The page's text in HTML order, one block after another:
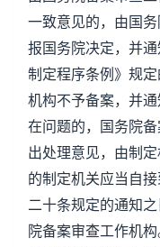
一致意见的，由国
报国务院决定，并
制定程序条例》规
机构不予备案，并
在问题的，国务院
出处理意见，由制
的制定机关应当自
二十条规定的通知
院备案审查工作机